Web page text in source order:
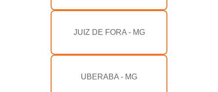
JUIZ DE FORA - MG
UBERABA - MG